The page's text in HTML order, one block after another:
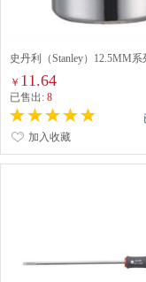
史丹利（Stanley）12.5MM系
6角标准套筒（88-738-1-22）
￥ 11.64
已售出: 8
加入收藏